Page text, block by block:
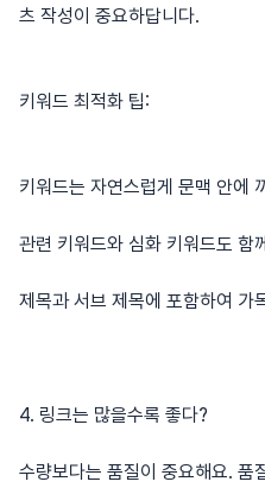
츠 작성이 중요하답니다.
키워드 최적화 팁:
키워드는 자연스럽게 문맥 안에
관련 키워드와 심화 키워드도 함
제목과 서브 제목에 포함하여 가
4. 링크는 많을수록 좋다?
수량보다는 품질이 중요해요. 품